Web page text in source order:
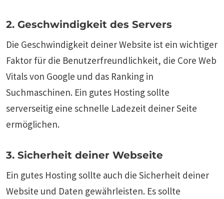
2. Geschwindigkeit des Servers
Die Geschwindigkeit deiner Website ist ein wichtiger
Faktor für die Benutzerfreundlichkeit, die Core Web
Vitals von Google und das Ranking in
Suchmaschinen. Ein gutes Hosting sollte
serverseitig eine schnelle Ladezeit deiner Seite
ermöglichen.
3. Sicherheit deiner Webseite
Ein gutes Hosting sollte auch die Sicherheit deiner
Website und Daten gewährleisten. Es sollte